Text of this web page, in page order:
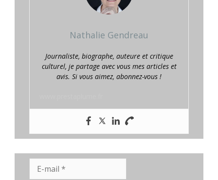
Nathalie Gendreau
Journaliste, biographe, auteure et critique
culturel, je partage avec vous mes articles et
avis. Si vous aimez, abonnez-vous !
mail